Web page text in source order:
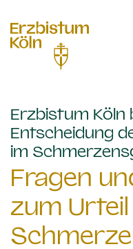
Erzbistum Köln
Entscheidung
im
Fragen
zum